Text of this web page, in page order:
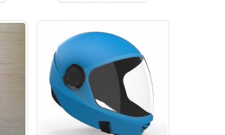
AGOTADO